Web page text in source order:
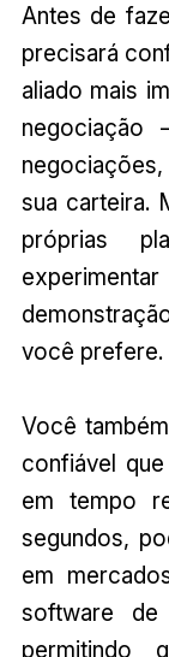
Antes de
precisará
aliado mais
sua carteira.
próprias
você prefere.
Você
confiável
em tempo
segundos,
em
software de
permitindo